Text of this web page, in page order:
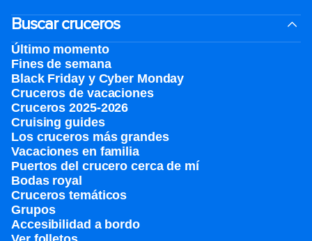
Buscar cruceros
Último momento
Fines de semana
Black Friday y Cyber Monday
Cruceros de vacaciones
Cruceros 2025-2026
Cruising guides
Los cruceros más grandes
Vacaciones en familia
Puertos del crucero cerca de mí
Bodas royal
Cruceros temáticos
Grupos
Accesibilidad a bordo